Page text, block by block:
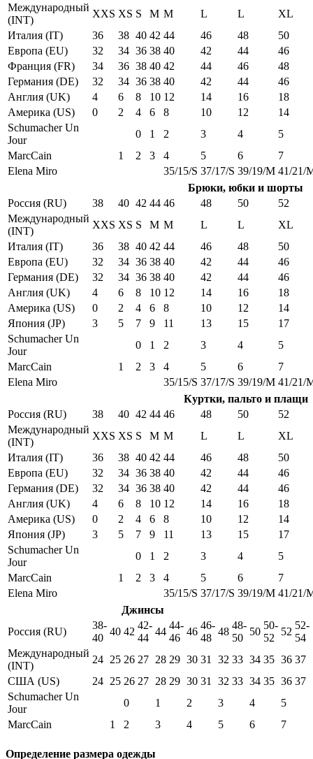
Международный
(INT)
XXS XS S M M L L
XL
Италия (IT)
36 38 40 42 44 46 48
50
Европа (EU)
32 34 36 38 40 42 44
46
Франция (FR)
34 36 38 40 42 44 46
48
Германия (DE)
32 34 36 38 40 42 44
46
Англия (UK)
4 6 8 10 12 14 16
18
Америка (US)
0 2 4 6 8 10 12
14
Schumacher Un
Jour
0 1 2 3 4
5
MarcCain
1 2 3 4 5 6
7
Elena Miro
35/15/S 37/17/S 39/19/M 41/21/
Брюки, юбки и шорты
Россия (RU)
38 40 42 44 46 48 50
52
Международный
(INT)
XXS XS S M M L L
XL
Италия (IT)
36 38 40 42 44 46 48
50
Европа (EU)
32 34 36 38 40 42 44
46
Германия (DE)
32 34 36 38 40 42 44
46
Англия (UK)
4 6 8 10 12 14 16
18
Америка (US)
0 2 4 6 8 10 12
14
Япония (JP)
3 5 7 9 11 13 15
17
Schumacher Un
Jour
0 1 2 3 4
5
MarcCain
1 2 3 4 5 6
7
Elena Miro
35/15/S 37/17/S 39/19/M 41/21/
Куртки, пальто и плащи
Россия (RU)
38 40 42 44 46 48 50
52
Международный
(INT)
XXS XS S M M L L
XL
Италия (IT)
36 38 40 42 44 46 48
50
Европа (EU)
32 34 36 38 40 42 44
46
Германия (DE)
32 34 36 38 40 42 44
46
Англия (UK)
4 6 8 10 12 14 16
18
Америка (US)
0 2 4 6 8 10 12
14
Япония (JP)
3 5 7 9 11 13 15
17
Schumacher Un
Jour
0 1 2 3 4
5
MarcCain
1 2 3 4 5 6
7
Elena Miro
35/15/S 37/17/S 39/19/M 41/21/
Джинсы
Россия (RU)
38-
40
40 42
42-
44
44
44-
46
46
46-
48
48
48-
50
50
50-
52
52
52-
54
Международный
(INT)
24 25 26 27 28 29 30 31 32 33 34 35 36 37
США (US)
24 25 26 27 28 29 30 31 32 33 34 35 36 37
Schumacher Un
Jour
0 1 2 3 4
5
MarcCain
1 2 3 4 5 6 7
Определение размера одежды